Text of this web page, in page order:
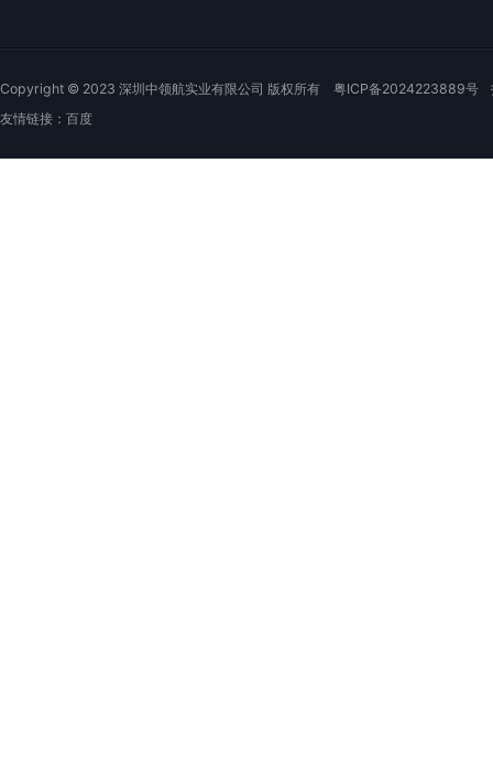
Copyright © 2023 深圳中领航实业有限公司 版权所有 粤ICP备2024223889号
友情链接： 百度